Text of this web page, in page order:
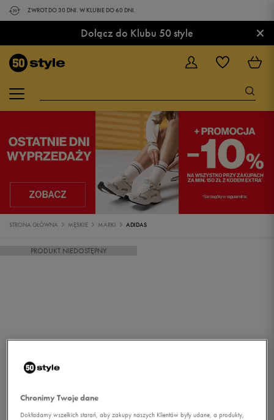
ZWROT DO 30 DNI. W KLUBIE DO 60 DNI.
Dołącz do Klubu 50 style ×
STRONA GŁÓWNA MĘSKIE MARKI ADIDAS
PRODUKT NIEDOSTĘPNY
Chronimy Twoje dane
Dokładamy wszelkich starań, aby zakupy naszych Klientów były udane, a produkty,